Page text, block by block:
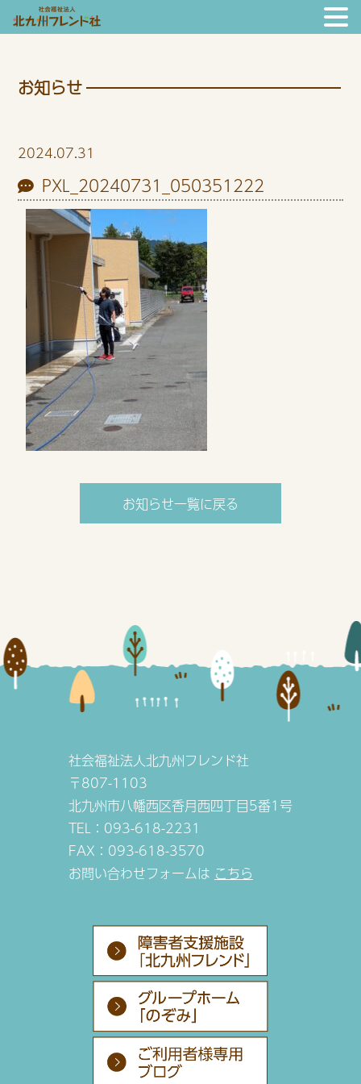
お知らせ
2024.07.31
PXL_20240731_050351222
お知らせ一覧に戻る
社会福祉法人北九州フレンド社
〒807-1103
北九州市八幡西区香月西四丁目5番1号
TEL：093-618-2231
FAX：093-618-3570
お問い合わせフォームは こちら